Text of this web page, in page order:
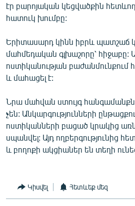
ՁԳՏԵԼՈՎ ԼԱՎԱԳՈՒՅՆԻՆ
Հայերեն
English
ՀԵՏԵՎԵՔ ՄԵԶ
«Ազատության» բոլոր կայքերը
էր բարոյական կեցվածքին
հատուկ խումբը:
Երիտասարդ կինն իբրև պատշաճ
մահմեդական գլխաշորը՝ հիջաբը:
ոստիկանության բաժանմունքում
և մահացել է:
Նրա մահվան ստույգ
չեն: Անկարգությունների
ոստիկանների բացած կրակից
սպանվել: Այդ ողբերգությունից
և բողոքի ակցիաներ են տեղի
Կիսվել Հետևեք մեզ